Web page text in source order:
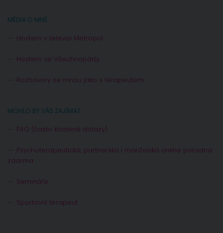
MÉDIA O MNĚ
Hostem v televizi Metropol
Hostem ve Všechnopárty
Rozhovory se mnou jako s terapeutem
MOHLO BY VÁS ZAJÍMAT
FAQ (často kladené dotazy)
Psychoterapeutická, partnerská i manželská online poradna
zdarma
Semináře
Sportovní terapeut